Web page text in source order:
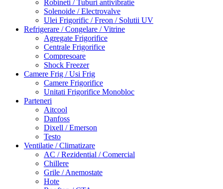
Robineti / Tuburi antivibratie
Solenoide / Electrovalve
Ulei Frigorific / Freon / Solutii UV
Refrigerare / Congelare / Vitrine
Agregate Frigorifice
Centrale Frigorifice
Compresoare
Shock Freezer
Camere Frig / Usi Frig
Camere Frigorifice
Unitati Frigorifice Monobloc
Parteneri
Aitcool
Danfoss
Dixell / Emerson
Testo
Ventilatie / Climatizare
AC / Rezidential / Comercial
Chillere
Grile / Anemostate
Hote